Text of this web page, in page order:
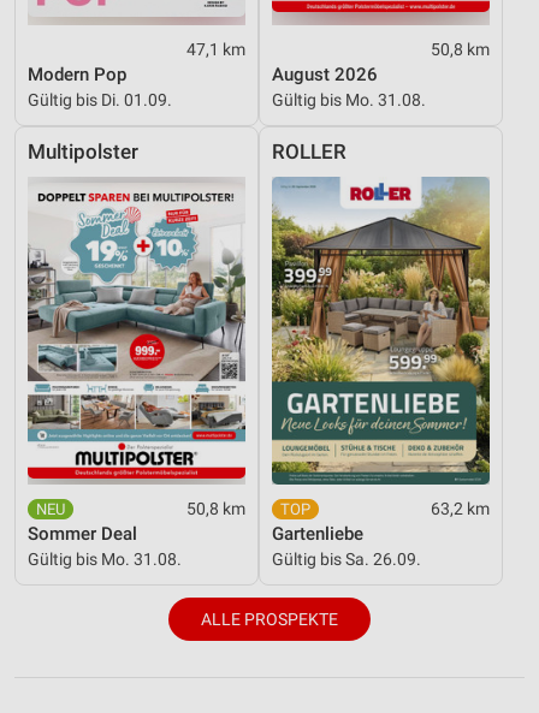
47,1 km
Modern Pop
Gültig bis Di. 01.09.
50,8 km
August 2026
Gültig bis Mo. 31.08.
Multipolster
50,8 km
Sommer Deal
Gültig bis Mo. 31.08.
ROLLER
63,2 km
Gartenliebe
Gültig bis Sa. 26.09.
ALLE PROSPEKTE